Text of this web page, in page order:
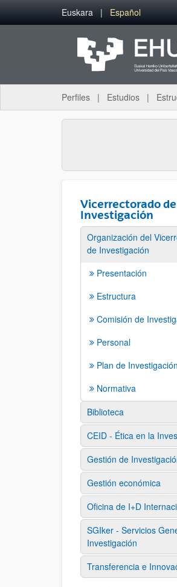
Saltar al contenido principal
Euskara Español
Perfiles Estudios
Vicerrectorado de
Investigación
Organización del
de Investigación
Presentación
Estructura
Comisión de
Personal
Plan de Investigación
Normativa
Biblioteca
CEID - Ética en la
Gestión de
Gestión económica
Oficina de I+D
SGIker - Servicios
Investigación
Transferencia e